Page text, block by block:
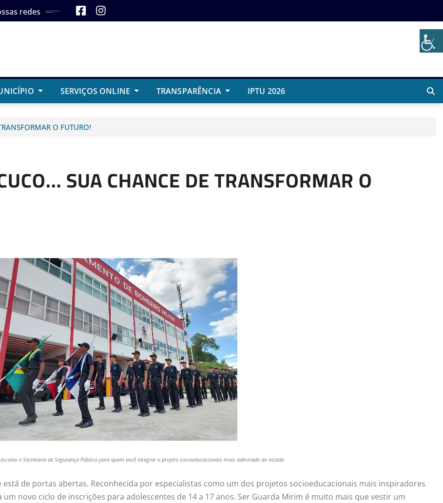
redes
SERVIÇOS ONLINE TRANSPARÊNCIA IPTU 2026
O FUTURO!
SUA CHANCE DE TRANSFORMAR O
e Secretaria de Segurança Pública para quem você integrar o projeto socioeducacionais mais admirado do estado
de portas abertas. Reconhecida por especialistas como um dos projetos socioeducacionais mais inspiradores
novo ciclo de inscrições para adolescentes de 14 a 17 anos. Ser Guarda Mirim é muito mais que vestir um